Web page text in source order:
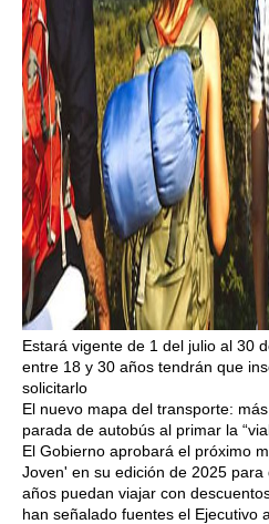
Estará vigente de 1 del julio al 30
entre 18 y 30 años tendrán que
solicitarlo
El nuevo mapa del transporte:
parada de autobús al primar la
El Gobierno aprobará el próximo
Joven' en su edición de 2025
años puedan viajar con
han señalado fuentes el Ejecutivo